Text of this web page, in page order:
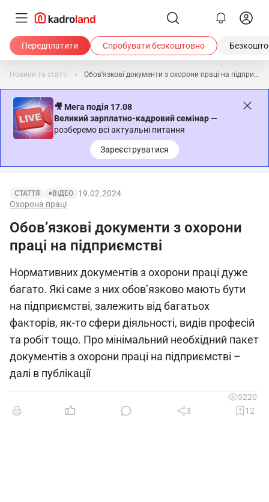
Передплатити Спробувати безкоштовно
Новини та статті Обов’язкові документи з охорони праці на підприємстві
🎥 Мега подія 17.08
Великий зарплатно-кадровий семінар —
розберемо всі актуальні питання
Зареєструватися
СТАТТЯ ВІДЕО
Охорона праці
19.02.2024
Обов’язкові документи з охорони
праці на підприємстві
Нормативних документів з охорони праці дуже
багато. Які саме з них обов’язково мають бути
на підприємстві, залежить від багатьох
факторів, як-то сфери діяльності, видів професій
та робіт тощо. Про мінімальний необхідний пакет
документів з охорони праці на підприємстві –
далі в публікації
5220
3
12